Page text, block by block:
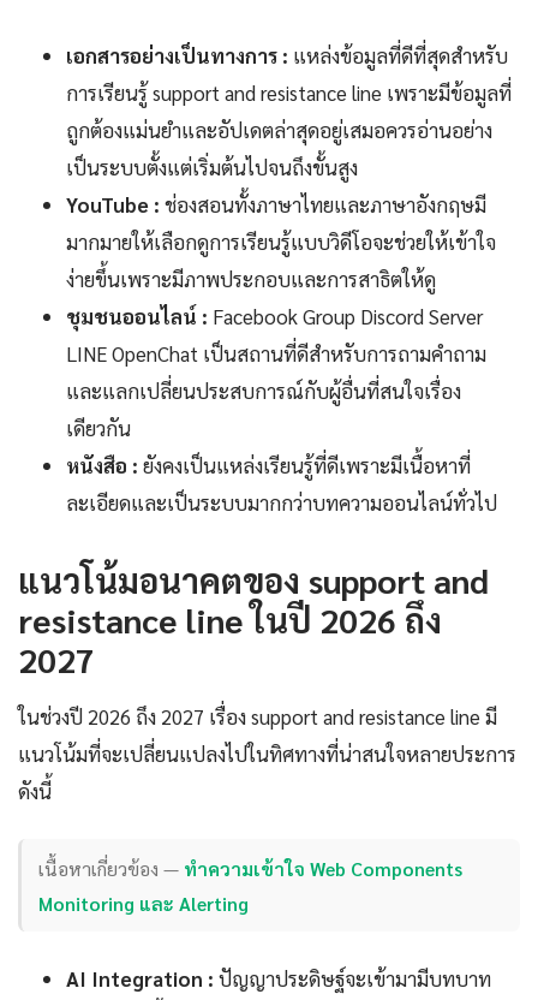
เอกสารอย่างเป็นทางการ : แหล่งข้อมูลที่ดีที่สุดสำหรับ
การเรียนรู้ support and resistance line เพราะมีข้อมูลที่
ถูกต้องแม่นยำและอัปเดตล่าสุดอยู่เสมอควรอ่านอย่าง
เป็นระบบตั้งแต่เริ่มต้นไปจนถึงขั้นสูง
YouTube : ช่องสอนทั้งภาษาไทยและภาษาอังกฤษมี
มากมายให้เลือกดูการเรียนรู้แบบวิดีโอจะช่วยให้เข้าใจ
ง่ายขึ้นเพราะมีภาพประกอบและการสาธิตให้ดู
ชุมชนออนไลน์ : Facebook Group Discord Server
LINE OpenChat เป็นสถานที่ดีสำหรับการถามคำถาม
และแลกเปลี่ยนประสบการณ์กับผู้อื่นที่สนใจเรื่อง
เดียวกัน
หนังสือ : ยังคงเป็นแหล่งเรียนรู้ที่ดีเพราะมีเนื้อหาที่
ละเอียดและเป็นระบบมากกว่าบทความออนไลน์ทั่วไป
แนวโน้มอนาคตของ support and
resistance line ในปี 2026 ถึง
2027
ในช่วงปี 2026 ถึง 2027 เรื่อง support and resistance line มี
แนวโน้มที่จะเปลี่ยนแปลงไปในทิศทางที่น่าสนใจหลายประการ
ดังนี้
เนื้อหาเกี่ยวข้อง — ทำความเข้าใจ Web Components
Monitoring และ Alerting
AI Integration : ปัญญาประดิษฐ์จะเข้ามามีบทบาท